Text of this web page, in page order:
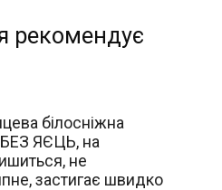
рекомендує
білосніжна
БЕЗ ЯЄЦЬ, на
не
застигає швидко